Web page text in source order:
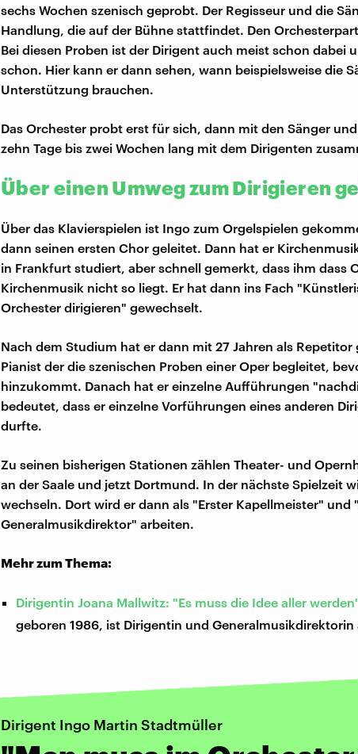
sechs Wochen szenisch geprobt. Der Regisseur und die
Handlung, die auf der Bühne stattfindet. Den
Bei diesen Proben ist der Dirigent auch meist schon dabei
schon. Hier kann er dann sehen, wann beispielsweise die
Unterstützung brauchen.
Das Orchester probt erst für sich, dann mit den Sänger
zehn Tage bis zwei Wochen lang mit dem Dirigenten
Über einen Umweg zum Dirigieren
Über das Klavierspielen ist Ingo zum Orgelspielen
dann seinen ersten Chor geleitet. Dann hat er
in Frankfurt studiert, aber schnell gemerkt, dass ihm dass
Kirchenmusik nicht so liegt. Er hat dann ins Fach
Orchester dirigieren" gewechselt.
Nach dem Studium hat er dann mit 27 Jahren als Repetitor
Pianist der die szenischen Proben einer Oper begleitet,
hinzukommt. Danach hat er einzelne Aufführungen
bedeutet, dass er einzelne Vorführungen eines anderen
durfte.
Zu seinen bisherigen Stationen zählen Theater- und
an der Saale und jetzt Dortmund. In der nächste Spielzeit
wechseln. Dort wird er dann als "Erster Kapellmeister" und
Generalmusikdirektor" arbeiten.
Mehr zum Thema:
Dirigentin Joana Mallwitz: "Es muss die Idee aller
geboren 1986, ist Dirigentin und Generalmusikdirektorin
Dirigent Ingo Martin Stadtmüller